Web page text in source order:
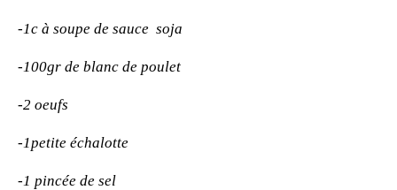
-1c à soupe de sauce soja
-100gr de blanc de poulet
-2 oeufs
-1petite échalotte
-1 pincée de sel